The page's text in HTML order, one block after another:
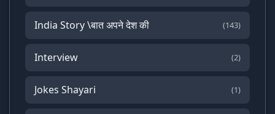
India Story \बात अपने देश की (143)
Interview (2)
Jokes Shayari (1)